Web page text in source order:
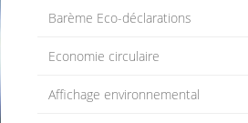
Barème Eco-déclarations
Economie circulaire
Affichage environnemental